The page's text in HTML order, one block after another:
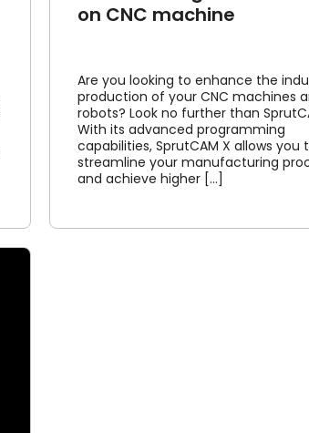
on CNC machine
Are you looking to enhance the
production of your CNC machines
robots? Look no further than
With its advanced programming
capabilities, SprutCAM X allows you
streamline your manufacturing
and achieve higher [...]